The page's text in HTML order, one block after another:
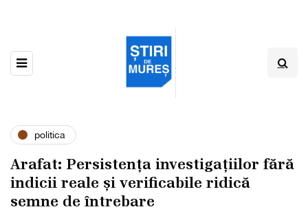
politica
Arafat: Persistența investigațiilor fără
indicii reale și verificabile ridică
semne de întrebare